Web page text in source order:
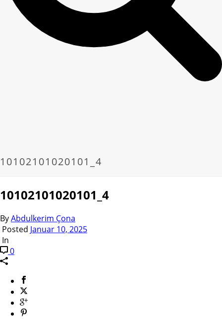
10102101020101_4
10102101020101_4
ByAbdulkerim Çona
Posted Januar 10, 2025
In
0